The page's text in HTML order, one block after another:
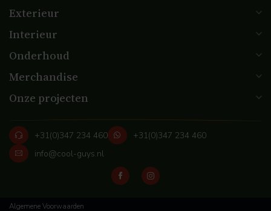
Exterieur
Interieur
Onderhoud
Merchandise
Onze projecten
+31(0)347 234 460
+31(0)347 234 460
info@cool-guys.nl
Algemene Voorwaarden